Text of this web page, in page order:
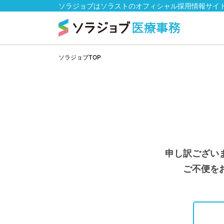
ソラジョブはソラストのオフィシャル採用情報サイ
ソラジョブTOP
申し訳ござい
ご不便を